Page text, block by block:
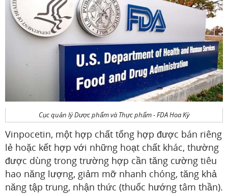
Cục quản lý Dược phẩm và Thực phẩm - FDA Hoa Kỳ
Vinpocetin, một hợp chất tổng hợp được bán riêng
lẻ hoặc kết hợp với những hoạt chất khác, thường
được dùng trong trường hợp cần tăng cường tiêu
hao năng lượng, giảm mỡ nhanh chóng, tăng khả
năng tập trung, nhận thức (thuốc hướng tâm thần).